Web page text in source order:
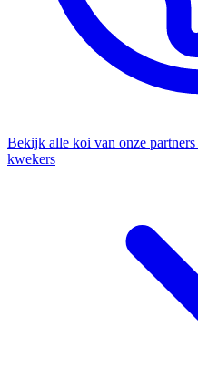
Bekijk alle koi van onze partners
kwekers